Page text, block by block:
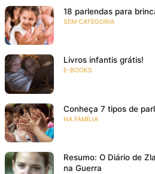
18 parlendas para
SEM CATEGORIA
Livros infantis grátis!
E-BOOKS
Conheça 7 tipos de
NA FAMÍLIA
Resumo: O Diário de
na Guerra